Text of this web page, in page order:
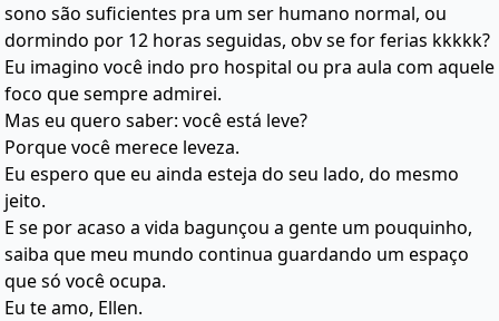
sono são suficientes pra um ser humano normal, ou
dormindo por 12 horas seguidas, obv se for ferias kkkkk?
Eu imagino você indo pro hospital ou pra aula com aquele
foco que sempre admirei.
Mas eu quero saber: você está leve?
Porque você merece leveza.
Eu espero que eu ainda esteja do seu lado, do mesmo
jeito.
E se por acaso a vida bagunçou a gente um pouquinho,
saiba que meu mundo continua guardando um espaço
que só você ocupa.
Eu te amo, Ellen.